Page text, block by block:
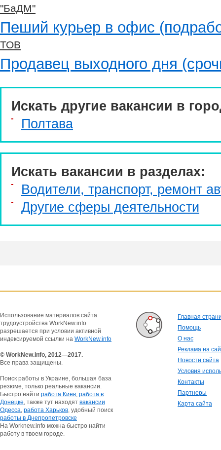
"БаДМ"
Пеший курьер в офис
ТОВ
Продавец выходного дня
Искать другие вакансии в
Полтава
Искать вакансии в разделах:
Водители, транспорт, ремонт
Другие сферы деятельности
Использование материалов сайта
трудоустройства WorkNew.info
разрешается при условии активной
индексируемой ссылки на WorkNew.info
© WorkNew.info, 2012—2017.
Все права защищены.
Поиск работы в Украине, большая база
резюме, только реальные вакансии.
Быстро найти работа Киев, работа в
Донецке, также тут находят вакансии
Одесса, работа Харьков, удобный поиск
работы в Днепропетровске
На Worknew.info можна быстро найти
работу в твоем городе.
Главная
Помощь
О нас
Реклама на
Новости сайта
Условия
Контакты
Партнеры
Карта сайта